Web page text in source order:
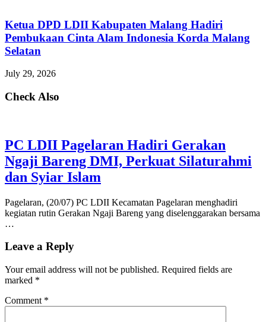
Ketua DPD LDII Kabupaten Malang Hadiri
Pembukaan Cinta Alam Indonesia Korda Malang
Selatan
July 29, 2026
Check Also
PC LDII Pagelaran Hadiri Gerakan
Ngaji Bareng DMI, Perkuat Silaturahmi
dan Syiar Islam
Pagelaran, (20/07) PC LDII Kecamatan Pagelaran menghadiri
kegiatan rutin Gerakan Ngaji Bareng yang diselenggarakan bersama
…
Leave a Reply
Your email address will not be published. Required fields are
marked *
Comment *